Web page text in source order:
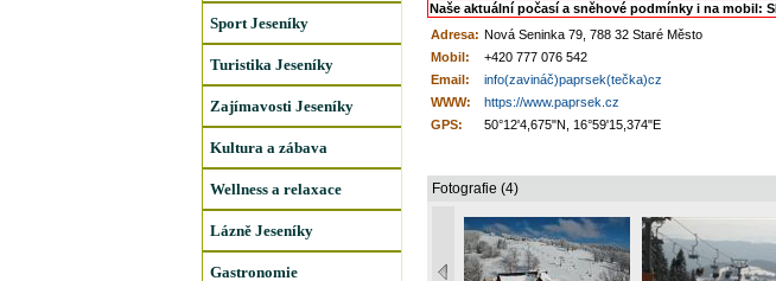
Sport Jeseníky
Turistika Jeseníky
Zajímavosti Jeseníky
Kultura a zábava
Wellness a relaxace
Lázně Jeseníky
Gastronomie
Naše aktuální počasí a sněhové podmínky i na mobil:
Adresa: Nová Seninka 79, 788 32 Staré Město
Mobil:
+420 777 076 542
Email:
info(zavináč)paprsek(tečka)cz
WWW:
https://www.paprsek.cz
GPS:
50°12'4,675"N, 16°59'15,374"E
Fotografie (4)